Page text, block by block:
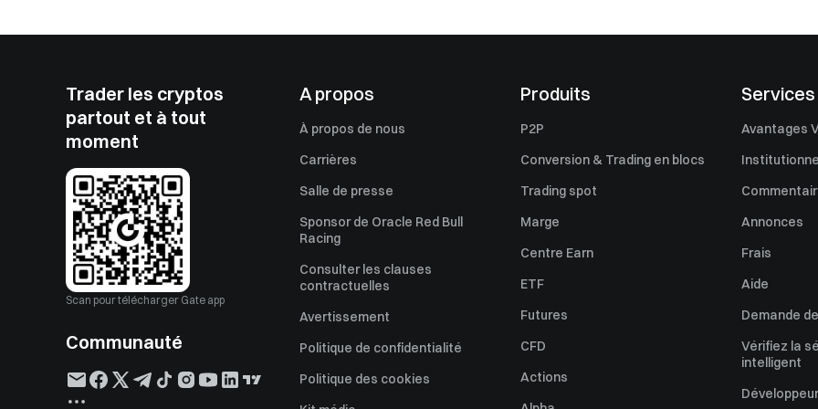
Trader les cryptos
partout et à tout
moment
Scan pour télécharger Gate app
Communauté
A propos
À propos de nous
Carrières
Salle de presse
Sponsor de Oracle Red Bull
Racing
Consulter les clauses
contractuelles
Avertissement
Politique de confidentialité
Politique des cookies
Produits
P2P
Conversion & Trading en blocs
Trading spot
Marge
Centre Earn
ETF
Futures
CFD
Actions
Services
Avantages
Annonces
Frais
Aide
Demande
Vérifiez la
intelligent